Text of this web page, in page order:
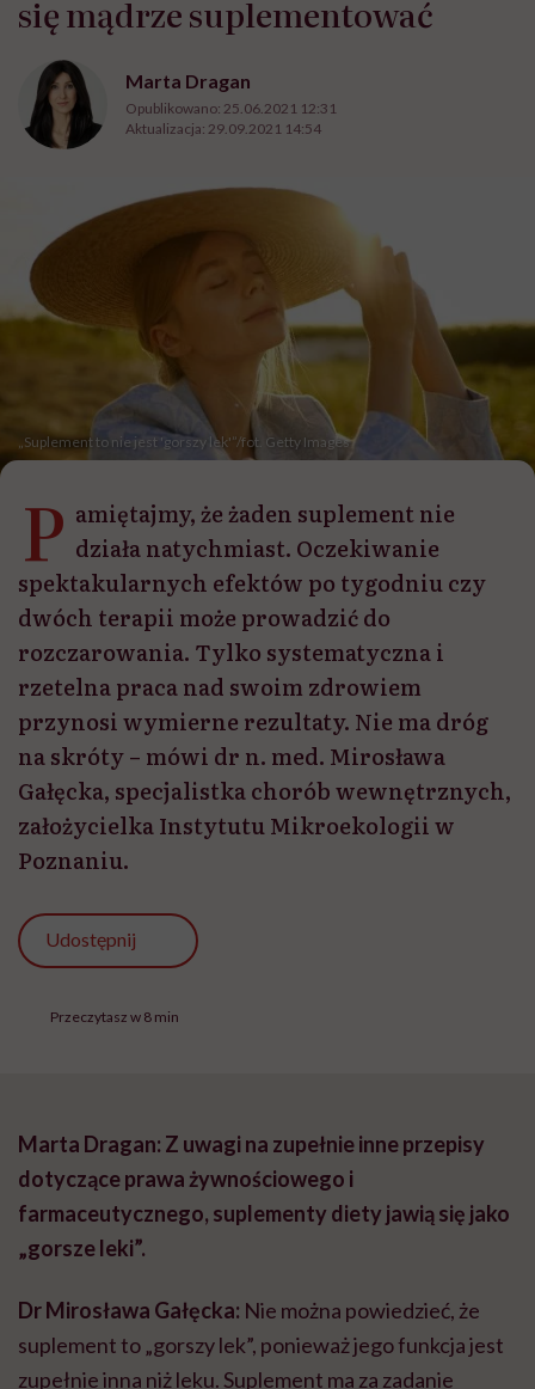
się mądrze suplementować
Marta Dragan
Opublikowano: 25.06.2021 12:31
Aktualizacja: 29.09.2021 14:54
„Suplement to nie jest 'gorszy lek'”/fot. Getty Images
P amiętajmy, że żaden suplement nie
działa natychmiast. Oczekiwanie
spektakularnych efektów po tygodniu czy
dwóch terapii może prowadzić do
rozczarowania. Tylko systematyczna i
rzetelna praca nad swoim zdrowiem
przynosi wymierne rezultaty. Nie ma dróg
na skróty – mówi dr n. med. Mirosława
Gałęcka, specjalistka chorób wewnętrznych,
założycielka Instytutu Mikroekologii w
Poznaniu.
Udostępnij
Przeczytasz w 8 min
Marta Dragan: Z uwagi na zupełnie inne przepisy
dotyczące prawa żywnościowego i
farmaceutycznego, suplementy diety jawią się jako
„gorsze leki”.
Dr Mirosława Gałęcka: Nie można powiedzieć, że
suplement to „gorszy lek”, ponieważ jego funkcja jest
zupełnie inna niż leku. Suplement ma za zadanie